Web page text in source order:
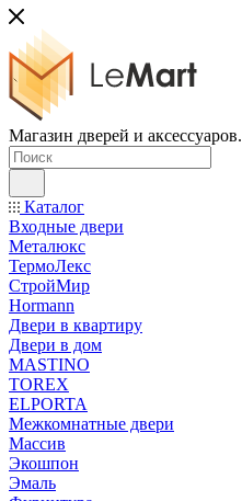
Магазин дверей и аксессуаров.
Каталог
Входные двери
Металюкс
ТермоЛекс
СтройМир
Hormann
Двери в квартиру
Двери в дом
MASTINO
TOREX
ELPORTA
Межкомнатные двери
Массив
Экошпон
Эмаль